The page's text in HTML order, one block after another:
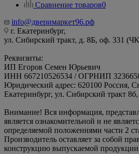
Сравнение товаров0
info@дверимаркет96.рф
г. Екатеринбург,
ул. Сибирский тракт, д. 8Б, оф. 331
Реквизиты:
ИП Егоров Семен Юрьевич
ИНН 667210526534 / ОГРНИП
Юридический адрес: 620100 Россия,
Екатеринбург, ул. Сибирский тракт
Внимание! Вся информация,
является ознакомительной и не
определяемой положениями части 2
Производитель оставляет за собой
конструкцию выпускаемой